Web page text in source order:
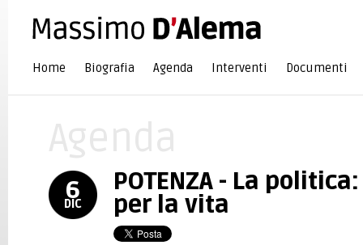
Home Biografia Agenda Interventi Documenti
6
DIC
POTENZA - La
per la vita